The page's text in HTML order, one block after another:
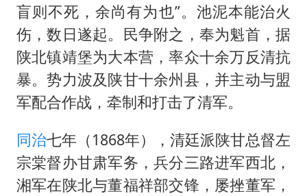
盲则不死，余尚有为也”。池泥本能治火
伤，数日遂起。民争附之，奉为魁首，据
陕北镇靖堡为大本营，率众十余万反清抗
暴。势力波及陕甘十余州县，并主动与盟
军配合作战，牵制和打击了清军。
同治七年（1868年），清廷派陕甘总督左
宗棠督办甘肃军务，兵分三路进军西北，
湘军在陕北与董福祥部交锋，屡挫董军，